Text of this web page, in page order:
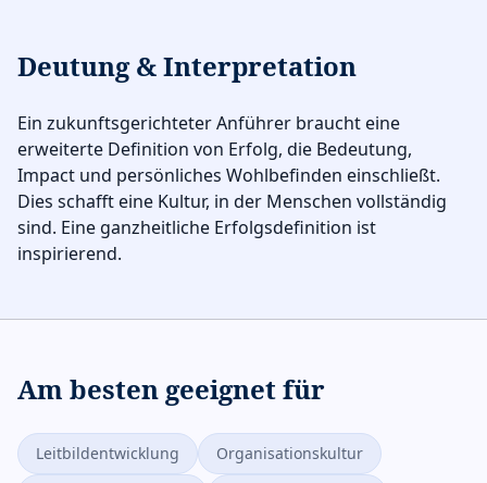
Deutung & Interpretation
Ein zukunftsgerichteter Anführer braucht eine
erweiterte Definition von Erfolg, die Bedeutung,
Impact und persönliches Wohlbefinden einschließt.
Dies schafft eine Kultur, in der Menschen vollständig
sind. Eine ganzheitliche Erfolgsdefinition ist
inspirierend.
Am besten geeignet für
Leitbildentwicklung
Organisationskultur